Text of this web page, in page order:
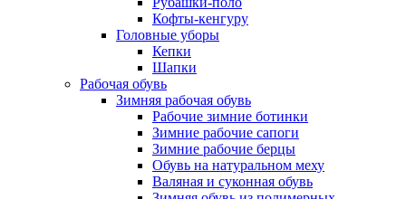
Кофты-кенгуру
Головные уборы
Кепки
Шапки
Рабочая обувь
Зимняя рабочая обувь
Рабочие зимние ботинки
Зимние рабочие сапоги
Зимние рабочие берцы
Обувь на натуральном меху
Валяная и суконная обувь